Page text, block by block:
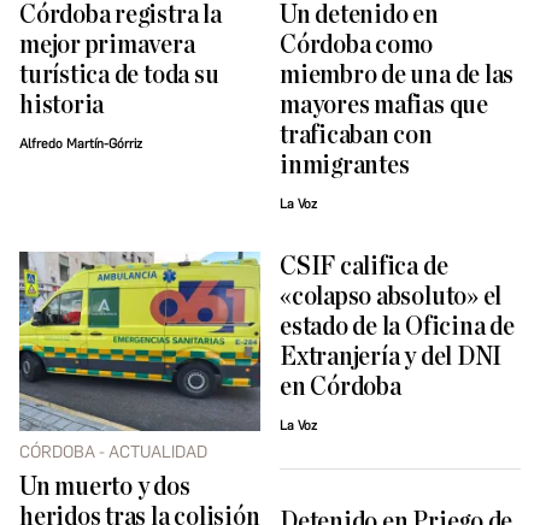
Córdoba registra la
mejor primavera
turística de toda su
historia
Alfredo Martín-Górriz
Un detenido en
Córdoba como
miembro de una de las
mayores mafias que
traficaban con
inmigrantes
La Voz
CÓRDOBA - ACTUALIDAD
Un muerto y dos
heridos tras la colisión
CSIF califica de
«colapso absoluto» el
estado de la Oficina de
Extranjería y del DNI
en Córdoba
La Voz